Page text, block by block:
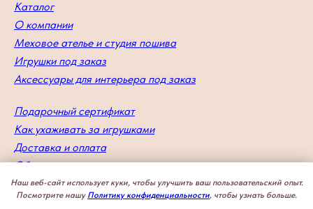
Наш веб-сайт использует куки, чтобы улучшить ваш пользовательский опыт.
Посмотрите нашу Политику конфиденциальности, чтобы узнать больше.
Каталог
О компании
Меховое ателье и студия пошива
Игрушки под заказ
Аксессуары для интерьера под заказ
Подарочный сертификат
Как ухаживать за игрушками
Доставка и оплата
Обмен и возврат
Гарантия и сертификация
Политика конфиденциальности